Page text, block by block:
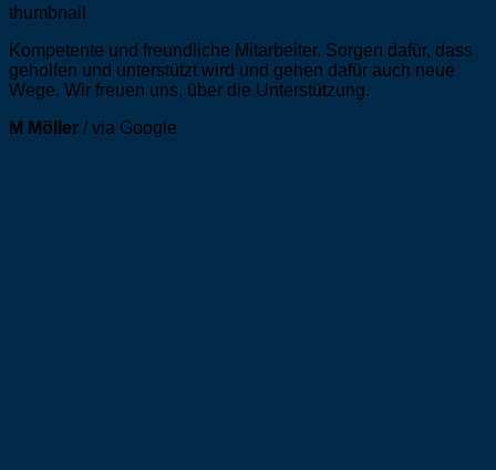
Kompetente und freundliche Mitarbeiter. Sorgen dafür, dass
geholfen und unterstützt wird und gehen dafür auch neue
Wege. Wir freuen uns, über die Unterstützung.
M Möller / via Google